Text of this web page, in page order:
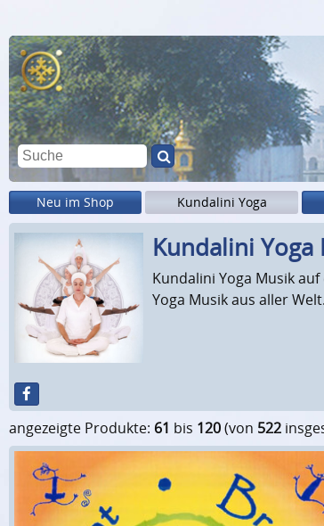
Neu im Shop Kundalini Yoga
Kundalini Yoga
Kundalini Yoga Musik
Yoga Musik aus aller Welt.
angezeigte Produkte: 61 bis 120(von 522